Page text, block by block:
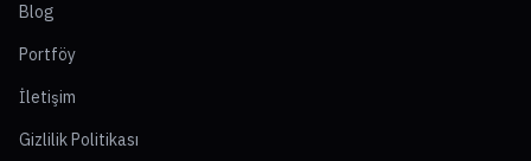
Blog
Portföy
İletişim
Gizlilik Politikası